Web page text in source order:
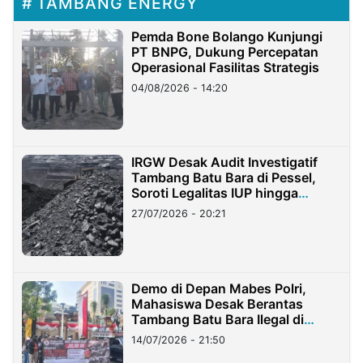
Pemda Bone Bolango Kunjungi
PT BNPG, Dukung Percepatan
Operasional Fasilitas Strategis
04/08/2026 - 14:20
IRGW Desak Audit Investigatif
Tambang Batu Bara di Pessel,
Soroti Legalitas IUP hingga
Stockpile
27/07/2026 - 20:21
Demo di Depan Mabes Polri,
Mahasiswa Desak Berantas
Tambang Batu Bara Ilegal di
Lampung
14/07/2026 - 21:50